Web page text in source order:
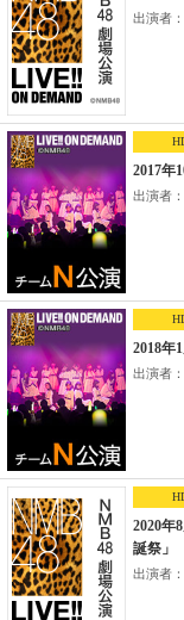
出演者
2017年
出演者
2018年
出演者
2020年
誕祭」
出演者